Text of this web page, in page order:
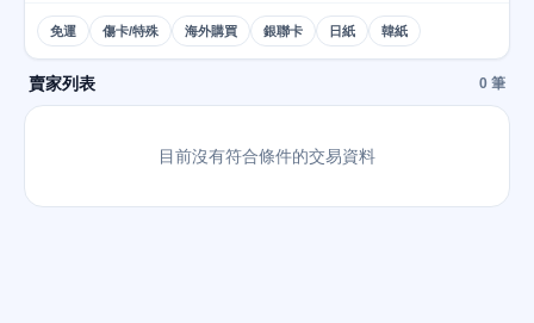
免運 傷卡/特殊 海外購買 銀聯卡 日紙 韓紙
賣家列表 0 筆
目前沒有符合條件的交易資料